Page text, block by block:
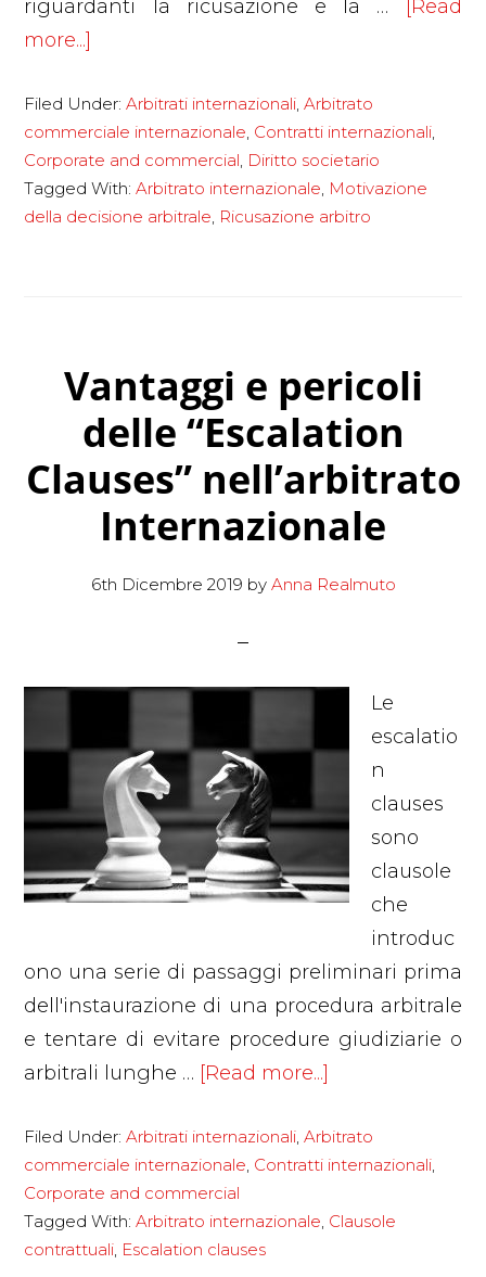
riguardanti la ricusazione e la …
[Read
more...]
negli
arbitrati
internazionali:
la
ricusazione
dell’arbitro
Filed Under:Arbitrati internazionali,Arbitrato
commerciale internazionale, Contratti internazionali,
Corporate and commercial, Diritto societario
Tagged With:Arbitrato internazionale, Motivazione
della decisione arbitrale, Ricusazione arbitro
Vantaggi e pericoli
delle “Escalation
Clauses” nell’arbitrato
Internazionale
6th Dicembre 2019 by Anna Realmuto
Le
escalatio
n
clauses
sono
clausole
che
introduc
ono una serie di passaggi preliminari prima
dell'instaurazione di una procedura arbitrale
e tentare di evitare procedure giudiziarie o
arbitrali lunghe … [Read more...]
e
pericoli
Filed Under:Arbitrati internazionali,Arbitrato
commerciale internazionale, Contratti internazionali,
Corporate and commercial
Tagged With:Arbitrato internazionale, Clausole
contrattuali, Escalation clauses